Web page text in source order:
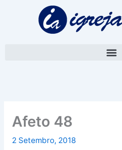
Afeto 48
2 Setembro, 2018